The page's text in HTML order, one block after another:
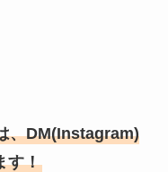
、DM(Instagram)
す！